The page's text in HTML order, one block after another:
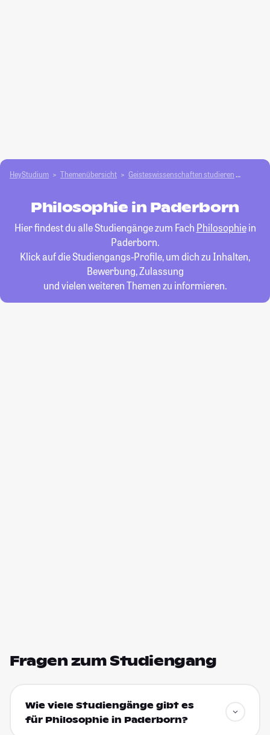
HeyStudium Themenübersicht Geisteswissenschaften studieren
Philosophie in Paderborn
Hier findest du alle Studiengänge zum Fach Philosophiein
Paderborn.
Klick auf die Studiengangs-Profile, um dich zu Inhalten,
Bewerbung, Zulassung
und vielen weiteren Themen zu informieren.
Fragen zum Studiengang
Wie viele Studiengänge gibt es
für Philosophie in Paderborn?